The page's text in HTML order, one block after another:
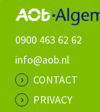
0900 463 62 62
info@aob.nl
CONTACT
PRIVACY